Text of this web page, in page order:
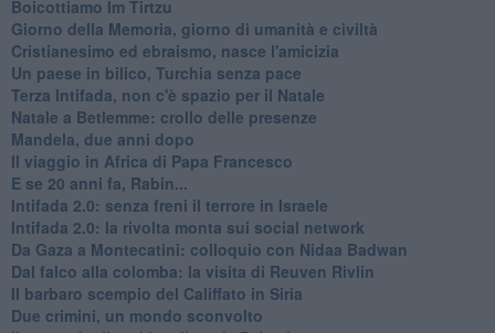
Boicottiamo Im Tirtzu
Giorno della Memoria, giorno di umanità e civiltà
Cristianesimo ed ebraismo, nasce l'amicizia
Un paese in bilico, Turchia senza pace
Terza Intifada, non c'è spazio per il Natale
Natale a Betlemme: crollo delle presenze
Mandela, due anni dopo
Il viaggio in Africa di Papa Francesco
E se 20 anni fa, Rabin...
Intifada 2.0: senza freni il terrore in Israele
Intifada 2.0: la rivolta monta sui social network
Da Gaza a Montecatini: colloquio con Nidaa Badwan
Dal falco alla colomba: la visita di Reuven Rivlin
Il barbaro scempio del Califfato in Siria
Due crimini, un mondo sconvolto